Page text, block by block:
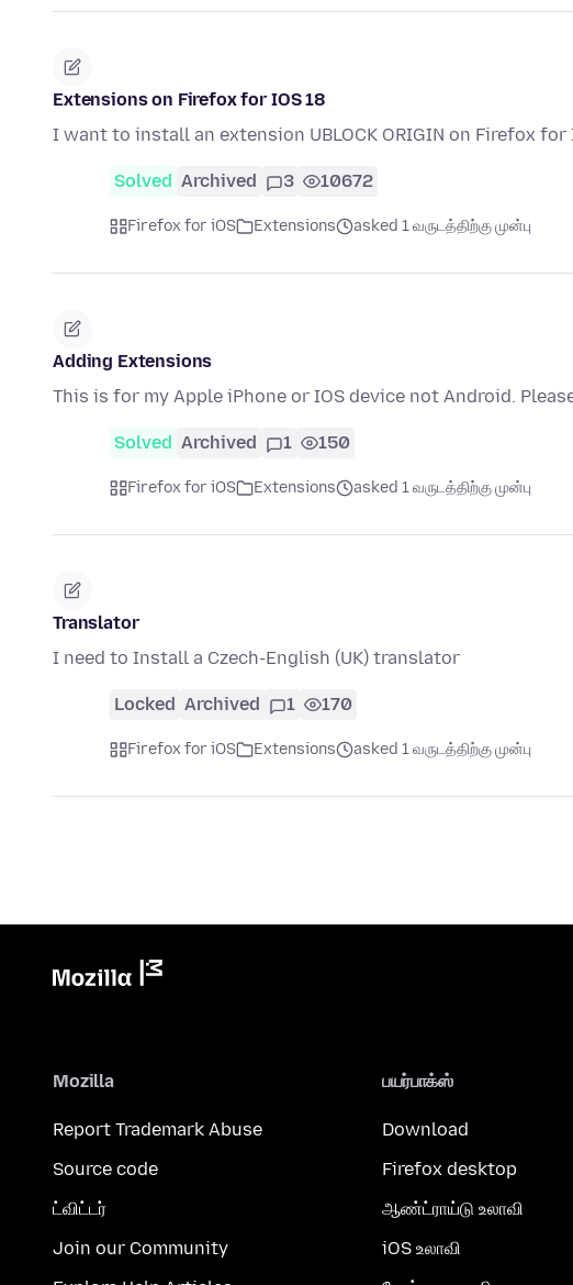
Extensions on Firefox for IOS 18
I want to install an extension UBLOCK ORIGIN on Firefox for
Solved Archived 3 10672
Firefox for iOS Extensions asked 1 வருடத்திற்கு முன்பு
Adding Extensions
This is for my Apple iPhone or IOS device not Android.
Solved Archived 1 150
Firefox for iOS Extensions asked 1 வருடத்திற்கு முன்பு
Translator
I need to Install a Czech-English (UK) translator
Locked Archived 1 170
Firefox for iOS Extensions asked 1 வருடத்திற்கு முன்பு
Mozilla
Report Trademark Abuse
Source code
ட்விட்டர்
Join our Community
பயர்பாக்ஸ்
Download
Firefox desktop
ஆண்ட்ராய்டு உலாவி
iOS உலாவி